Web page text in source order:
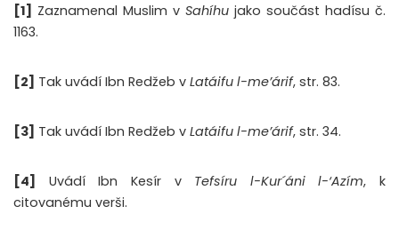
[1] Zaznamenal Muslim v Sahíhu jako součást hadísu č.
1163.
[2] Tak uvádí Ibn Redžeb v Latáifu l-me’árif, str. 83.
[3] Tak uvádí Ibn Redžeb v Latáifu l-me’árif, str. 34.
[4] Uvádí Ibn Kesír v Tefsíru l-Kur´áni l-‘Azím, k
citovanému verši.